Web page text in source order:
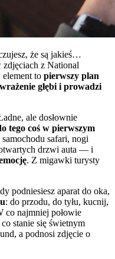
że są jakieś…
zdjęciach z National
to pierwszy plan
wrażenie głębi i prowadzi
ale dosłownie
tego coś w pierwszym
safari, nogi
drzwi auta — i
. Z migawki turysty
podniesiesz aparat do oka,
: do przodu, do tyłu, kucnij,
co najmniej połowie
stanie się świetnym
a podnosi zdjęcie o